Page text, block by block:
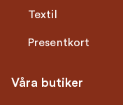
Textil
Presentkort
Våra butiker